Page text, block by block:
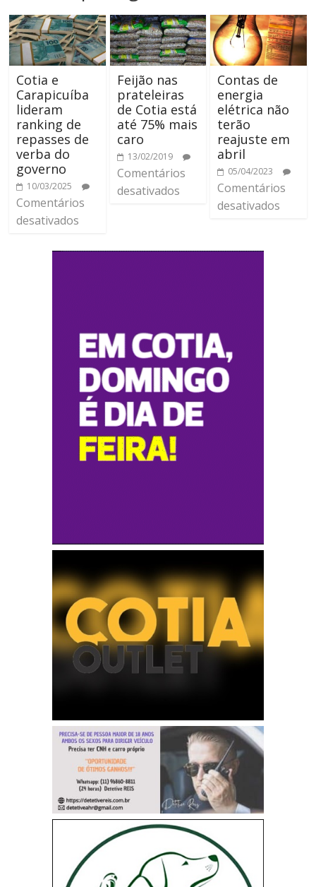
Cotia e
Carapicuíba
lideram
ranking de
repasses de
verba do
governo
10/03/2025
Comentários
desativados
Feijão nas
prateleiras
de Cotia está
até 75% mais
caro
13/02/2019
Comentários
desativados
Contas de
energia
elétrica não
terão
reajuste em
abril
05/04/2023
Comentários
desativados